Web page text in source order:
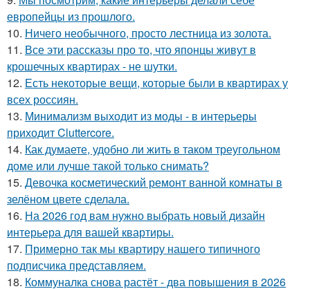
европейцы из прошлого.
10. Ничего необычного, просто лестница из золота.
11. Все эти рассказы про то, что японцы живут в
крошечных квартирах - не шутки.
12. Есть некоторые вещи, которые были в квартирах у
всех россиян.
13. Минимализм выходит из моды - в интерьеры
приходит Cluttercore.
14. Как думаете, удобно ли жить в таком треугольном
доме или лучше такой только снимать?
15. Девочка косметический ремонт ванной комнаты в
зелёном цвете сделала.
16. На 2026 год вам нужно выбрать новый дизайн
интерьера для вашей квартиры.
17. Примерно так мы квартиру нашего типичного
подписчика представляем.
18. Коммуналка снова растёт - два повышения в 2026